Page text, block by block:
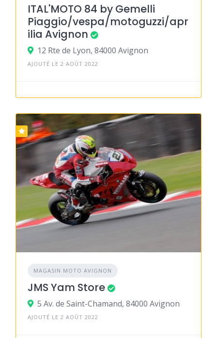
ITAL'MOTO 84 by Gemelli
Piaggio/vespa/motoguzzi/apr
ilia Avignon
12 Rte de Lyon, 84000 Avignon
AJOUTÉ LE 2 AOÛT 2022
MAGASIN MOTO AVIGNON
JMS Yam Store
5 Av. de Saint-Chamand, 84000 Avignon
AJOUTÉ LE 2 AOÛT 2022